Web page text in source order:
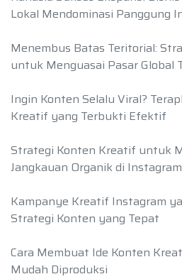
Lokal Mendominasi Panggung
Menembus Batas Teritorial:
untuk Menguasai Pasar Global
Ingin Konten Selalu Viral?
Kreatif yang Terbukti Efektif
Strategi Konten Kreatif untuk
Jangkauan Organik di Instagram
Kampanye Kreatif Instagram
Strategi Konten yang Tepat
Cara Membuat Ide Konten
Mudah Diproduksi